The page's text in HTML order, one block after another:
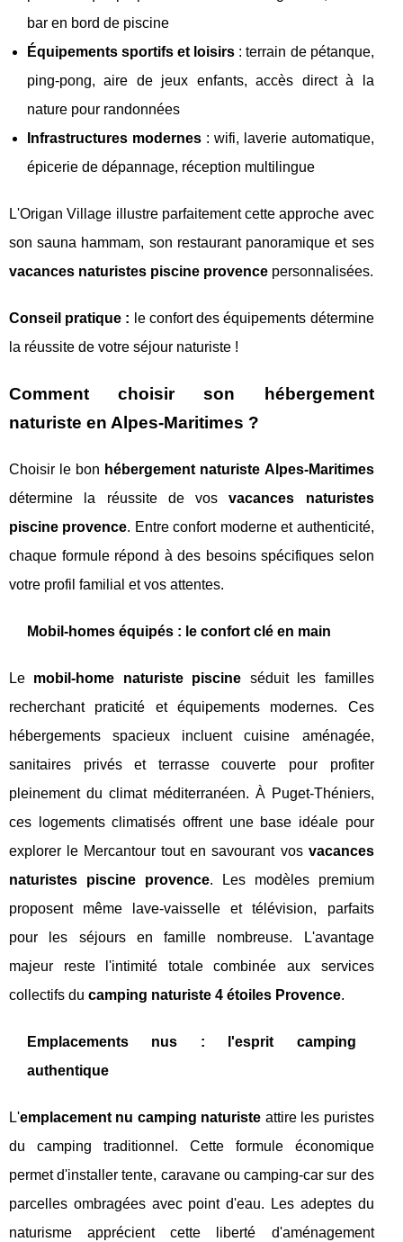
bar en bord de piscine
Équipements sportifs et loisirs : terrain de pétanque,
ping-pong, aire de jeux enfants, accès direct à la
nature pour randonnées
Infrastructures modernes: wifi, laverie automatique,
épicerie de dépannage, réception multilingue
L'Origan Village illustre parfaitement cette approche avec
son sauna hammam, son restaurant panoramique et ses
vacances naturistes piscine provence personnalisées.
Conseil pratique : le confort des équipements détermine
la réussite de votre séjour naturiste !
Comment choisir son hébergement
naturiste en Alpes-Maritimes ?
Choisir le bon hébergement naturiste Alpes-Maritimes
détermine la réussite de vosvacances naturistes
piscine provence. Entre confort moderne et authenticité,
chaque formule répond à des besoins spécifiques selon
votre profil familial et vos attentes.
Mobil-homes équipés : le confort clé en main
Le mobil-home naturiste piscine séduit les familles
recherchant praticité et équipements modernes. Ces
hébergements spacieux incluent cuisine aménagée,
sanitaires privés et terrasse couverte pour profiter
pleinement du climat méditerranéen. À Puget-Théniers,
ces logements climatisés offrent une base idéale pour
explorer le Mercantour tout en savourant vos vacances
naturistes piscine provence. Les modèles premium
proposent même lave-vaisselle et télévision, parfaits
pour les séjours en famille nombreuse. L'avantage
majeur reste l'intimité totale combinée aux services
collectifs du camping naturiste 4 étoiles Provence.
Emplacements nus : l'esprit camping
authentique
L'emplacement nu camping naturiste attire les puristes
du camping traditionnel. Cette formule économique
permet d'installer tente, caravane ou camping-car sur des
parcelles ombragées avec point d'eau. Les adeptes du
naturisme apprécient cette liberté d'aménagement